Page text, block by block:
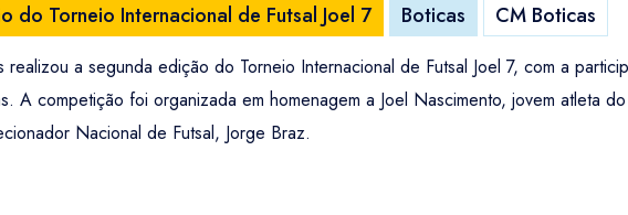
do Torneio Internacional de Futsal Joel 7 Boticas CM Boticas
a segunda edição do Torneio Internacional de Futsal Joel 7, com a
A competição foi organizada em homenagem a Joel Nascimento, jovem atleta
Nacional de Futsal, Jorge Braz.